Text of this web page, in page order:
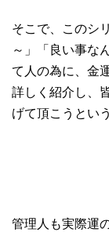
そこで、このシ
～」「良い事な
て人の為に、金
詳しく紹介し、
げて頂こうとい
管理人も実際運